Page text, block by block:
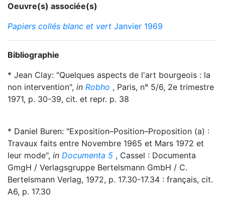
Oeuvre(s) associée(s)
Papiers collés blanc et vert Janvier 1969
Bibliographie
* Jean Clay: "Quelques aspects de l'art bourgeois : la
non intervention", in Robho , Paris, n° 5/6, 2e trimestre
1971, p. 30-39, cit. et repr. p. 38
* Daniel Buren: "Exposition–Position–Proposition (a) :
Travaux faits entre Novembre 1965 et Mars 1972 et
leur mode", in Documenta 5 , Cassel : Documenta
GmgH / Verlagsgruppe Bertelsmann GmbH / C.
Bertelsmann Verlag, 1972, p. 17.30-17.34 : français, cit.
A6, p. 17.30